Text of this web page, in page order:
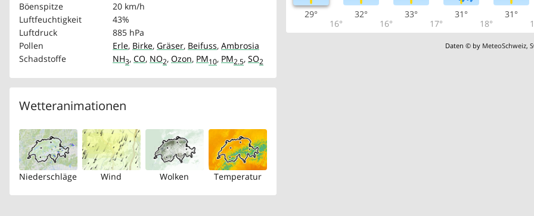
Böenspitze
20 km/h
Luftfeuchtigkeit
43%
Luftdruck
885 hPa
Pollen
Erle, Birke, Gräser, Beifuss, Ambrosia
Schadstoffe
NH3, CO, NO2, Ozon, PM10, PM2.5, SO2
Wetteranimationen
Niederschläge Wind Wolken Temperatur
29°
16°
32°
16°
33°
17°
31°
18°
31°
Daten © by MeteoSchweiz,